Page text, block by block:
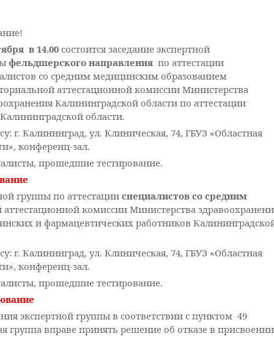
в 14.00 состоится заседание экспертной
фельдшерского направления по аттестации
со средним медицинским образованием
аттестационной комиссии Министерства
Калининградской области по аттестации
области.
г. Калининград, ул. Клиническая, 74, ГБУЗ «Областная
конференц-зал.
прошедшие тестирование.
группы по аттестации специалистов со средним
комиссии Министерства
и фармацевтических работников
г. Калининград, ул. Клиническая, 74, ГБУЗ «Областная
конференц-зал.
прошедшие тестирование.
экспертной группы в соответствии с пунктом 49
группа вправе принять решение об отказе в присвоении